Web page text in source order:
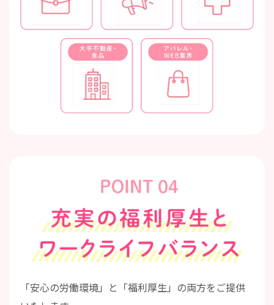
POINT04 充実の福利厚
「安心の労働環境」と「福利厚生」の両方をご提供